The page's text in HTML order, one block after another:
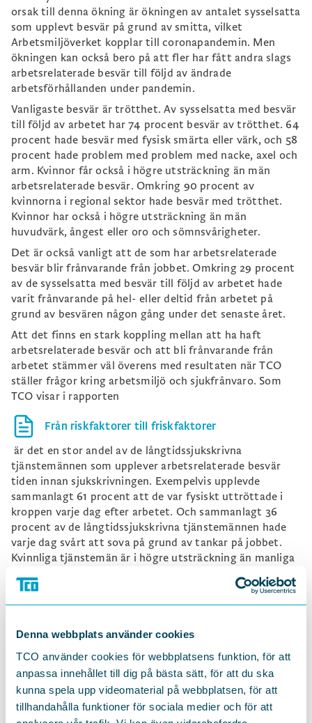
Denna webbplats använder cookies
TCO använder cookies för webbplatsens funktion, för att
anpassa innehållet till dig på bästa sätt, för att du ska
kunna spela upp videomaterial på webbplatsen, för att
tillhandahålla funktioner för sociala medier och för att
orsak till denna ökning är ökningen av antalet sysselsatta
som upplevt besvär på grund av smitta, vilket
Arbetsmiljöverket kopplar till coronapandemin. Men
ökningen kan också bero på att fler har fått andra slags
arbetsrelaterade besvär till följd av ändrade
arbetsförhållanden under pandemin.
Vanligaste besvär är trötthet. Av sysselsatta med besvär
till följd av arbetet har 74 procent besvär av trötthet. 64
procent hade besvär med fysisk smärta eller värk, och 58
procent hade problem med problem med nacke, axel och
arm. Kvinnor får också i högre utsträckning än män
arbetsrelaterade besvär. Omkring 90 procent av
kvinnorna i regional sektor hade besvär med trötthet.
Kvinnor har också i högre utsträckning än män
huvudvärk, ångest eller oro och sömnsvårigheter.
Det är också vanligt att de som har arbetsrelaterade
besvär blir frånvarande från jobbet. Omkring 29 procent
av de sysselsatta med besvär till följd av arbetet hade
varit frånvarande på hel- eller deltid från arbetet på
grund av besvären någon gång under det senaste året.
Att det finns en stark koppling mellan att ha haft
arbetsrelaterade besvär och att bli frånvarande från
arbetet stämmer väl överens med resultaten när TCO
ställer frågor kring arbetsmiljö och sjukfrånvaro. Som
TCO visar i rapporten
Från riskfaktorer till friskfaktorer
är det en stor andel av de långtidssjukskrivna
tjänstemännen som upplever arbetsrelaterade besvär
tiden innan sjukskrivningen. Exempelvis upplevde
sammanlagt 61 procent att de var fysiskt uttröttade i
kroppen varje dag efter arbetet. Och sammanlagt 36
procent av de långtidssjukskrivna tjänstemännen hade
varje dag svårt att sova på grund av tankar på jobbet.
Kvinnliga tjänstemän är i högre utsträckning än manliga
tjänstemän utsatta för arbetsrelaterade besvär tiden
innan sjukskrivningen. 64 procent av de kvinnliga
tjänstemännen var fysiskt uttröttade varje dag
manliga tjänstemännen. Och 38 procent av de kvinnliga
tjänstemännen hade svårt att sova på grund av tankar på
jobbet, vilket kan jämföras med 30 procent av de
manliga tjänstemännen.
TCO:s rapport visar också på betydelsen av ett
systematiskt arbetsmiljöarbete. Långtidssjukskrivna